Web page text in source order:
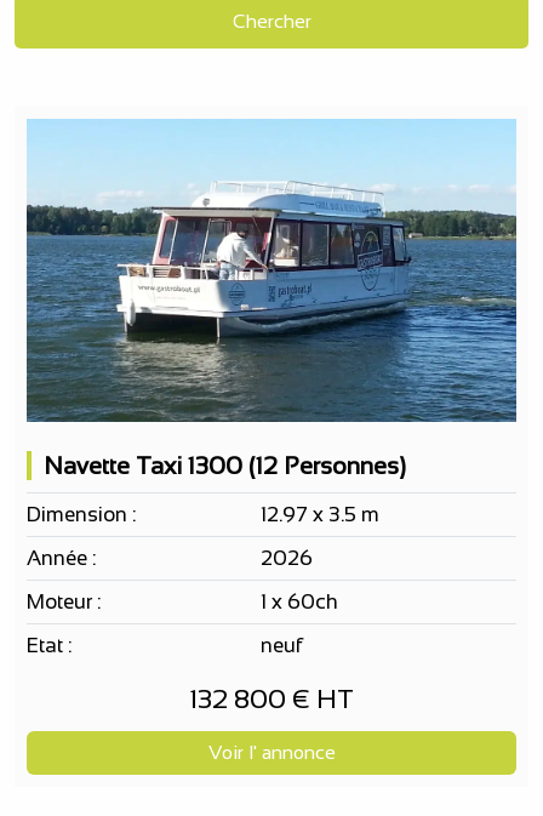
Chercher
Navette Taxi 1300 (12 Personnes)
Dimension :
12.97 x 3.5 m
Année :
2026
Moteur :
1 x 60ch
Etat :
neuf
132 800 € HT
Voir l' annonce